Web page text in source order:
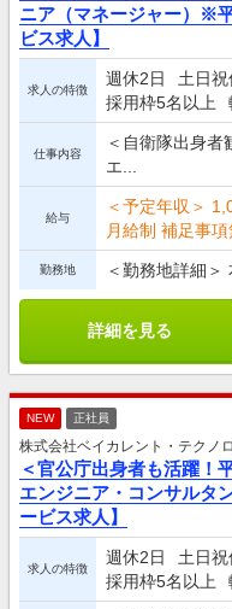
ニア（マネージャー）※
ビス求人】
求人の特徴
週休2日 土日祝
採用枠5名以上
仕事内容
＜自衛隊出身者
エ...
給与
＜予定年収＞
月給制 補足事項
勤務地 ＜勤務地詳細＞
詳細を見る
NEW 正社員
株式会社ベイカレント・テクノ
＜官公庁出身者も活躍！
エンジニア・コンサルタ
ービス求人】
求人の特徴
週休2日 土日祝
採用枠5名以上